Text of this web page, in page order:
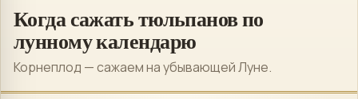
Когда сажать тюльпанов по
лунному календарю
Корнеплод — сажаем на убывающей Луне.